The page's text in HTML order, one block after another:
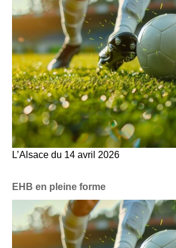
L’Alsace du 14 avril 2026
EHB en pleine forme